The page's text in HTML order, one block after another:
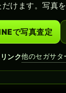
だけます。写真
で写真査定
ンク他のセガサタ